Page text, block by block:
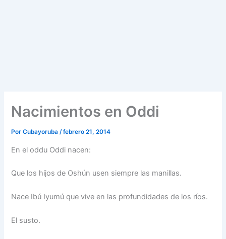
Nacimientos en Oddi
PorCubayoruba/febrero 21, 2014
En el oddu Oddi nacen:
Que los hijos de Oshún usen siempre las manillas.
Nace Ibú Iyumú que vive en las profundidades de los ríos.
El susto.